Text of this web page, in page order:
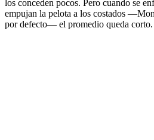
los conceden pocos. Pero cuando se
empujan la pelota a los costados
por defecto— el promedio queda corto.